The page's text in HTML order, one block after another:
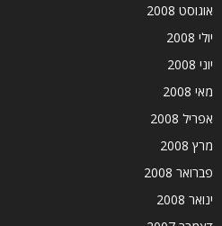
אוגוסט 2008
יולי 2008
יוני 2008
מאי 2008
אפריל 2008
מרץ 2008
פברואר 2008
ינואר 2008